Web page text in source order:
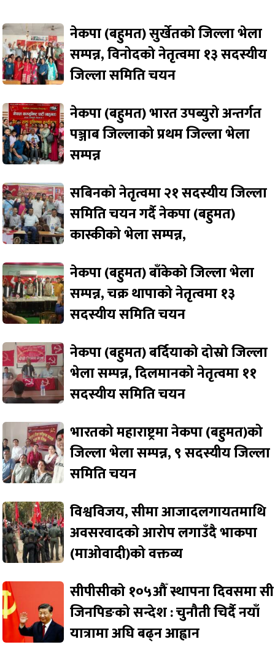
नेकपा (बहुमत) सुर्खेतको जिल्ला भेला
सम्पन्न, विनोदको नेतृत्वमा १३ सदस्यीय
जिल्ला समिति चयन
नेकपा (बहुमत) भारत उपब्युरो अन्तर्गत
पञ्जाब जिल्लाको प्रथम जिल्ला भेला
सम्पन्न
सबिनको नेतृत्वमा २१ सदस्यीय जिल्ला
समिति चयन गर्दै नेकपा (बहुमत)
कास्कीको भेला सम्पन्न,
नेकपा (बहुमत) बाँकेको जिल्ला भेला
सम्पन्न, चक्र थापाको नेतृत्वमा १३
सदस्यीय समिति चयन
नेकपा (बहुमत) बर्दियाको दोस्रो जिल्ला
भेला सम्पन्न, दिलमानको नेतृत्वमा ११
सदस्यीय समिति चयन
भारतको महाराष्ट्रमा नेकपा (बहुमत)को
जिल्ला भेला सम्पन्न, ९ सदस्यीय जिल्ला
समिति चयन
विश्वविजय, सीमा आजादलगायतमाथि
अवसरवादको आरोप लगाउँदै भाकपा
(माओवादी)को वक्तव्य
सीपीसीको १०५औँ स्थापना दिवसमा सी
जिनपिङको सन्देश : चुनौती चिर्दै नयाँ
यात्रामा अघि बढ्न आह्वान